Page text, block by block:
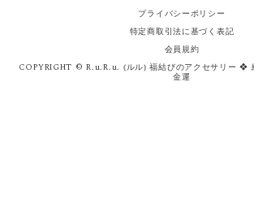
プライバシーポリシー
特定商取引法に基づく表記
会員規約
COPYRIGHT © R.u.R.u. ⦅ルル⦆ 福結びのアクセサリー ❖
金運